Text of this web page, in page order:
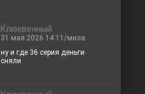
15 серия 16 серия
Клюквенный
31 мая 2026 14:11/мила
ну и где 36 серия деньги
сняли